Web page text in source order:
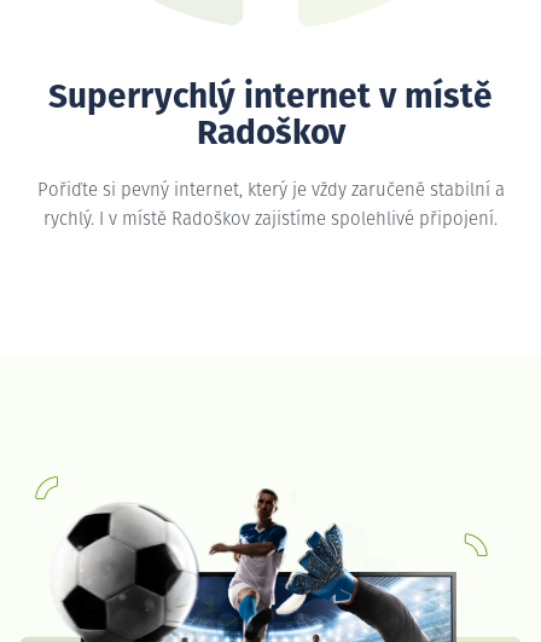
Superrychlý internet v místě
Radoškov
Pořiďte si pevný internet, který je vždy zaručeně stabilní a
rychlý. I v místě Radoškov zajistíme spolehlivé připojení.